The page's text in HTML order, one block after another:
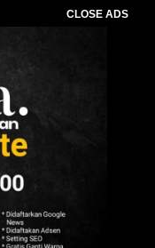
CLOSE ADS